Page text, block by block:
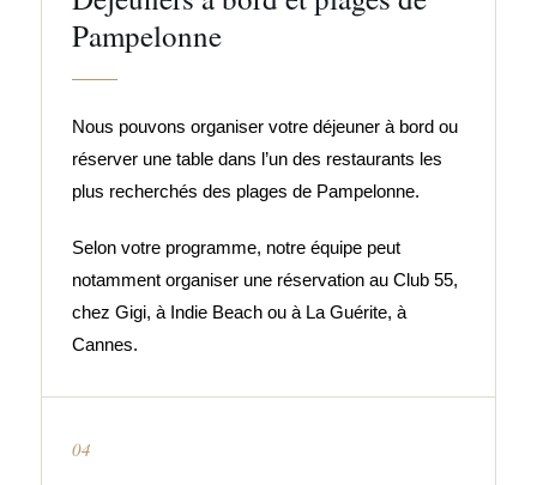
Pampelonne
Nous pouvons organiser votre déjeuner à bord ou
réserver une table dans l’un des restaurants les
plus recherchés des plages de Pampelonne.
Selon votre programme, notre équipe peut
notamment organiser une réservation au Club 55,
chez Gigi, à Indie Beach ou à La Guérite, à
Cannes.
04